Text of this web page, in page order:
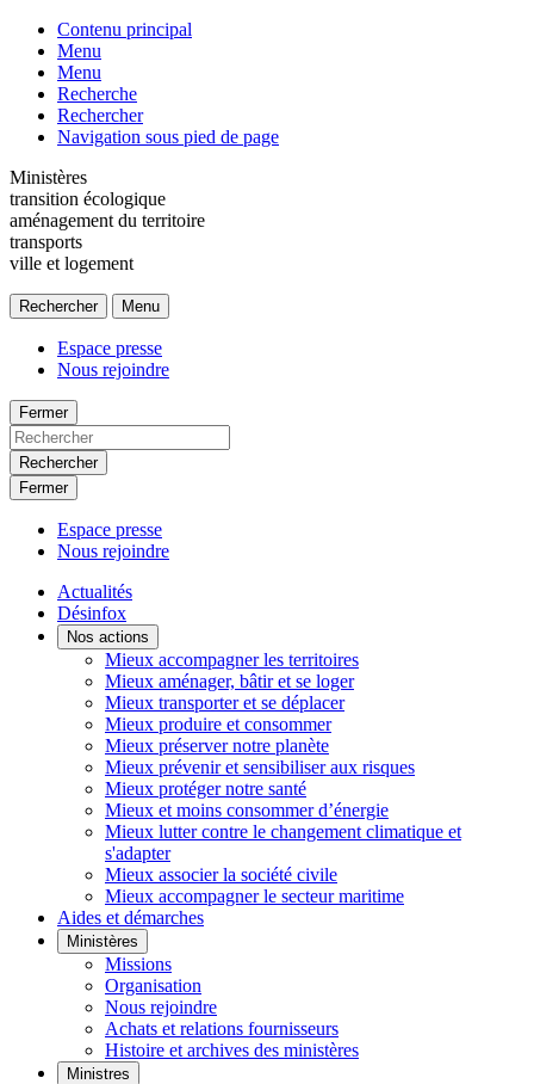
Contenu principal
Menu
Menu
Recherche
Rechercher
Navigation sous pied de page
Ministères
transition écologique
aménagement du territoire
transports
ville et logement
Rechercher Menu
Espace presse
Nous rejoindre
Fermer
Rechercher
Fermer
Espace presse
Nous rejoindre
Actualités
Désinfox
Nos actions
Mieux accompagner les territoires
Mieux aménager, bâtir et se loger
Mieux transporter et se déplacer
Mieux produire et consommer
Mieux préserver notre planète
Mieux prévenir et sensibiliser aux risques
Mieux protéger notre santé
Mieux et moins consommer d’énergie
Mieux lutter contre le changement climatique et
s'adapter
Mieux associer la société civile
Mieux accompagner le secteur maritime
Aides et démarches
Ministères
Missions
Organisation
Nous rejoindre
Achats et relations fournisseurs
Histoire et archives des ministères
Ministres